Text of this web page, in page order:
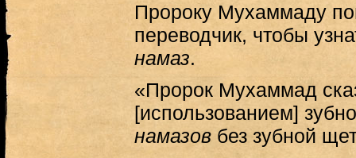
Пророку Мухаммаду
переводчик, чтобы
намаз.
«Пророк Мухаммад
[использованием]
намазовбез зубной